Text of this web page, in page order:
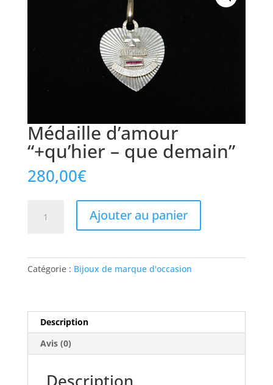
Médaille d’amour
“+qu’hier – que demain”
280,00€
"+qu'hier
Ajouter au panier
Catégorie : Bijoux de marque d'occasion
Description
Avis (0)